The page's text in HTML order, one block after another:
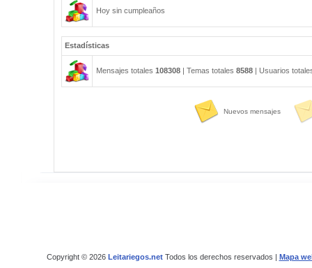
Hoy sin cumpleaños
Estadísticas
Mensajes totales 108308| Temas totales 8588| Usuarios
Nuevos mensajes
Copyright © 2026 Leitariegos.netTodos los derechos reservados | Mapa